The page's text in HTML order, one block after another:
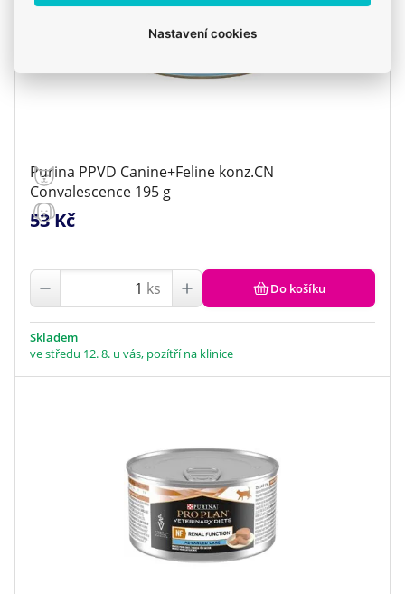
Purina PPVD Canine+Feline konz.CN
Convalescence 195 g
53 Kč
ks Do košíku
Skladem
ve středu 12. 8. u vás, pozítří na klinice
Nastavení cookies